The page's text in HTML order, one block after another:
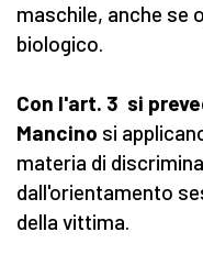
maschile, anche se
biologico.
Con l'art. 3 si
Mancino si
materia di
dall'orientamento
della vittima.